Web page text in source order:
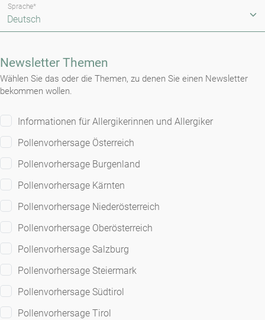
Sprache*
Newsletter Themen
Wählen Sie das oder die Themen, zu denen Sie einen Newsletter
bekommen wollen.
Informationen für Allergikerinnen und Allergiker
Pollenvorhersage Österreich
Pollenvorhersage Burgenland
Pollenvorhersage Kärnten
Pollenvorhersage Niederösterreich
Pollenvorhersage Oberösterreich
Pollenvorhersage Salzburg
Pollenvorhersage Steiermark
Pollenvorhersage Südtirol
Pollenvorhersage Tirol